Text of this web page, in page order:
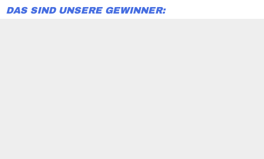
DAS SIND UNSERE GEWINNER: